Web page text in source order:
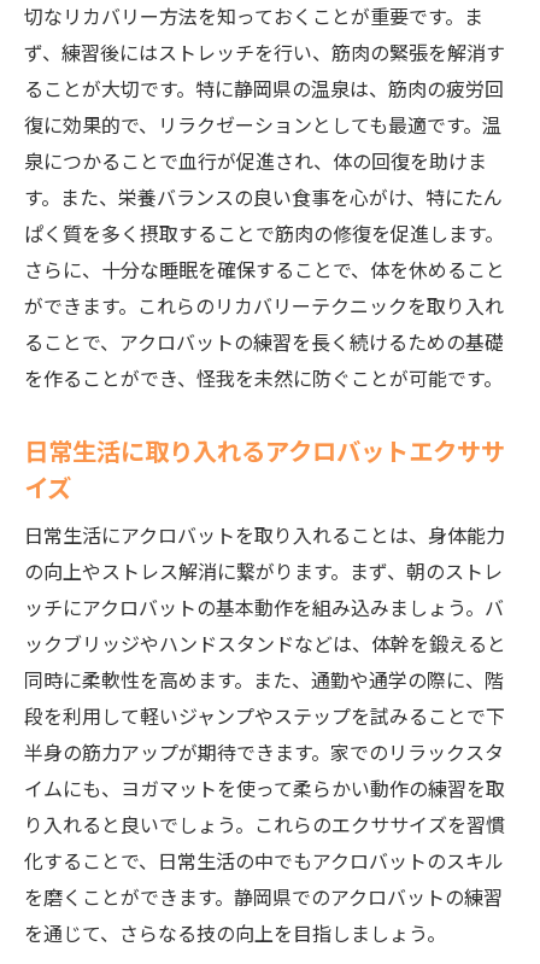
切なリカバリー方法を知っておくことが重要です。ま
ず、練習後にはストレッチを行い、筋肉の緊張を解消す
ることが大切です。特に静岡県の温泉は、筋肉の疲労回
復に効果的で、リラクゼーションとしても最適です。温
泉につかることで血行が促進され、体の回復を助けま
す。また、栄養バランスの良い食事を心がけ、特にたん
ぱく質を多く摂取することで筋肉の修復を促進します。
さらに、十分な睡眠を確保することで、体を休めること
ができます。これらのリカバリーテクニックを取り入れ
ることで、アクロバットの練習を長く続けるための基礎
を作ることができ、怪我を未然に防ぐことが可能です。
日常生活に取り入れるアクロバットエクササ
イズ
日常生活にアクロバットを取り入れることは、身体能力
の向上やストレス解消に繋がります。まず、朝のストレ
ッチにアクロバットの基本動作を組み込みましょう。バ
ックブリッジやハンドスタンドなどは、体幹を鍛えると
同時に柔軟性を高めます。また、通勤や通学の際に、階
段を利用して軽いジャンプやステップを試みることで下
半身の筋力アップが期待できます。家でのリラックスタ
イムにも、ヨガマットを使って柔らかい動作の練習を取
り入れると良いでしょう。これらのエクササイズを習慣
化することで、日常生活の中でもアクロバットのスキル
を磨くことができます。静岡県でのアクロバットの練習
を通じて、さらなる技の向上を目指しましょう。